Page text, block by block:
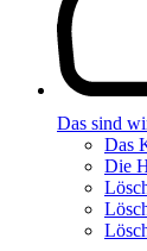
Das sind
Das
Die